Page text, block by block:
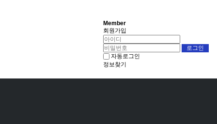
Member
회원가입
자동로그인
정보찾기